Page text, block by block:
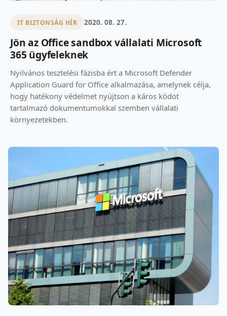
IT BIZTONSÁG HÍR 2020. 08. 27.
Jön az Office sandbox vállalati Microsoft
365 ügyfeleknek
Nyilvános tesztelési fázisba ért a Microsoft Defender
Application Guard for Office alkalmazása, amelynek célja,
hogy hatékony védelmet nyújtson a káros kódot
tartalmazó dokumentumokkal szemben vállalati
környezetekben.